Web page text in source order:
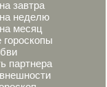
завтра
неделю
месяц
партнера